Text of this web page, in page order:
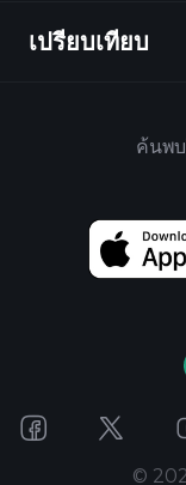
เดสก์ท็อป
ดัชนี
เกี่ยวกับเพลย์เทรด
โฆษณา
ศูนย์ช่วยเหลือ
นโยบายความเป็น
การเปิดเผยความเ
เปรียบเทียบ
Yahoo Finance
TradingView
Finviz
ค้นพบ
©